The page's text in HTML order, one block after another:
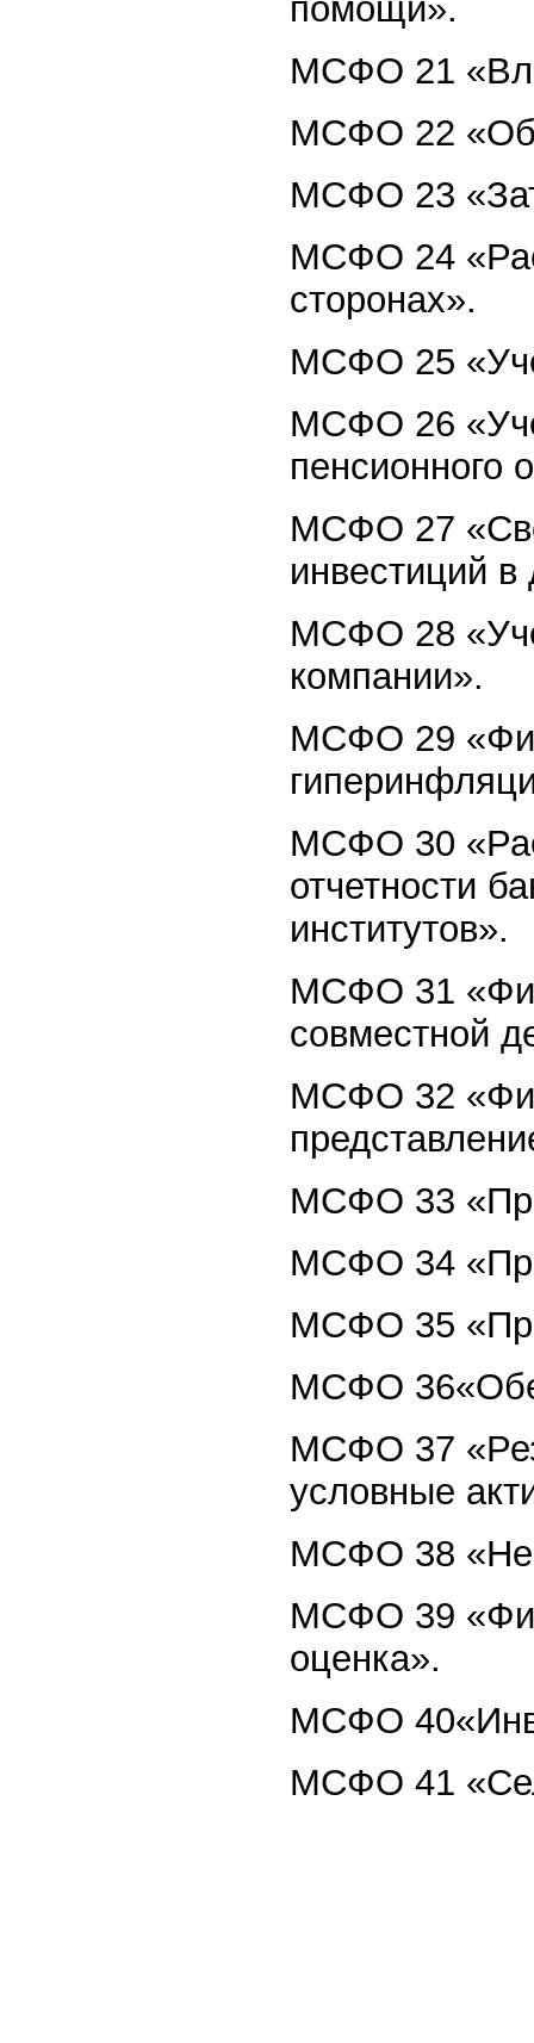
помощи».
МСФО 21
МСФО 22
МСФО 23
МСФО 24
сторонах».
МСФО 25
МСФО 26
пенсионного
МСФО 27
инвестиций
МСФО 28
компании».
МСФО 29
МСФО 30
отчетности
институтов».
МСФО 31
совместной
МСФО 32
МСФО 33
МСФО 34
МСФО 35
МСФО
МСФО 37
условные
МСФО 38
МСФО 39
оценка».
МСФО
МСФО 41